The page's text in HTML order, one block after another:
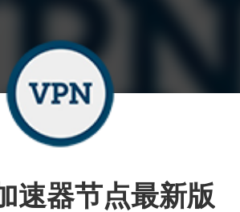
速器节点最新版